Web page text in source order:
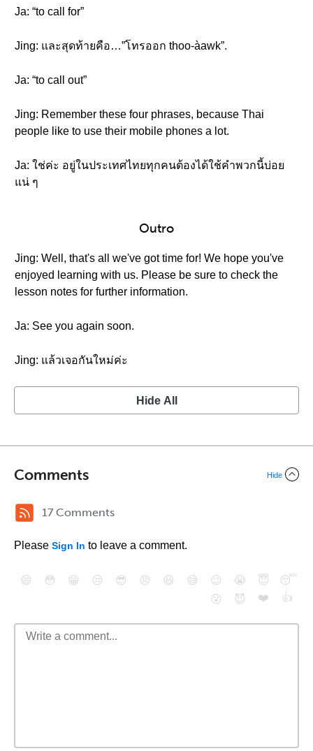
Ja: “to call for”
Jing: และสุดท้ายคือ…”โทรออก thoo-àawk”.
Ja: “to call out”
Jing: Remember these four phrases, because Thai
people like to use their mobile phones a lot.
Ja: ใช่ค่ะ อยู่ในประเทศไทยทุกคนต้องได้ใช้คำพวกนี้บ่อย
แน่ ๆ
Outro
Jing: Well, that's all we've got time for! We hope you've
enjoyed learning with us. Please be sure to check the
lesson notes for further information.
Ja: See you again soon.
Jing: แล้วเจอกันใหม่ค่ะ
Hide All
Comments Hide
17 Comments
Please Sign In to leave a comment.
😄 😳 😁 😒 😎 😠 😆 😅 😉 😭 😇
😴
😮
😈 ❤️ 👍